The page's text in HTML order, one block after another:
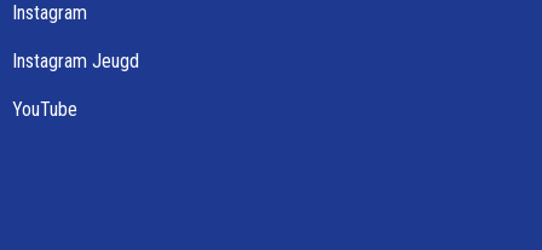
Instagram
Instagram Jeugd
YouTube